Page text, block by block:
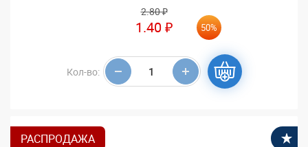
2.80 ₽
1.40 ₽ 50%
Кол-во:
РАСПРОДАЖА